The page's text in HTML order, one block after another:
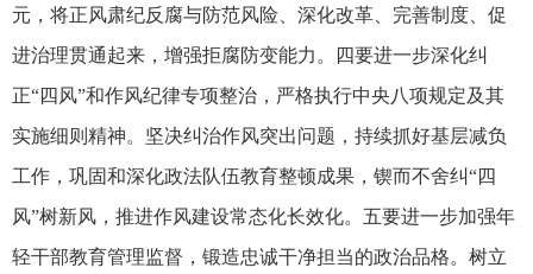
元，将正风肃纪反腐与防范风险、深化改革、完善制度、促
进治理贯通起来，增强拒腐防变能力。四要进一步深化纠
正“四风”和作风纪律专项整治，严格执行中央八项规定及其
实施细则精神。坚决纠治作风突出问题，持续抓好基层减负
工作，巩固和深化政法队伍教育整顿成果，锲而不舍纠“四
风”树新风，推进作风建设常态化长效化。五要进一步加强年
轻干部教育管理监督，锻造忠诚干净担当的政治品格。树立